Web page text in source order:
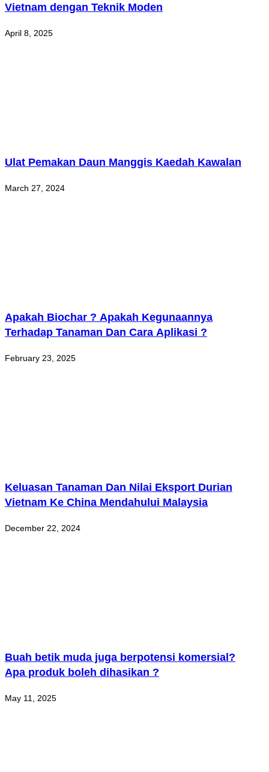
Vietnam dengan Teknik Moden
April 8, 2025
Ulat Pemakan Daun Manggis Kaedah Kawalan
March 27, 2024
Apakah Biochar ? Apakah Kegunaannya
Terhadap Tanaman Dan Cara Aplikasi ?
February 23, 2025
Keluasan Tanaman Dan Nilai Eksport Durian
Vietnam Ke China Mendahului Malaysia
December 22, 2024
Buah betik muda juga berpotensi komersial?
Apa produk boleh dihasikan ?
May 11, 2025